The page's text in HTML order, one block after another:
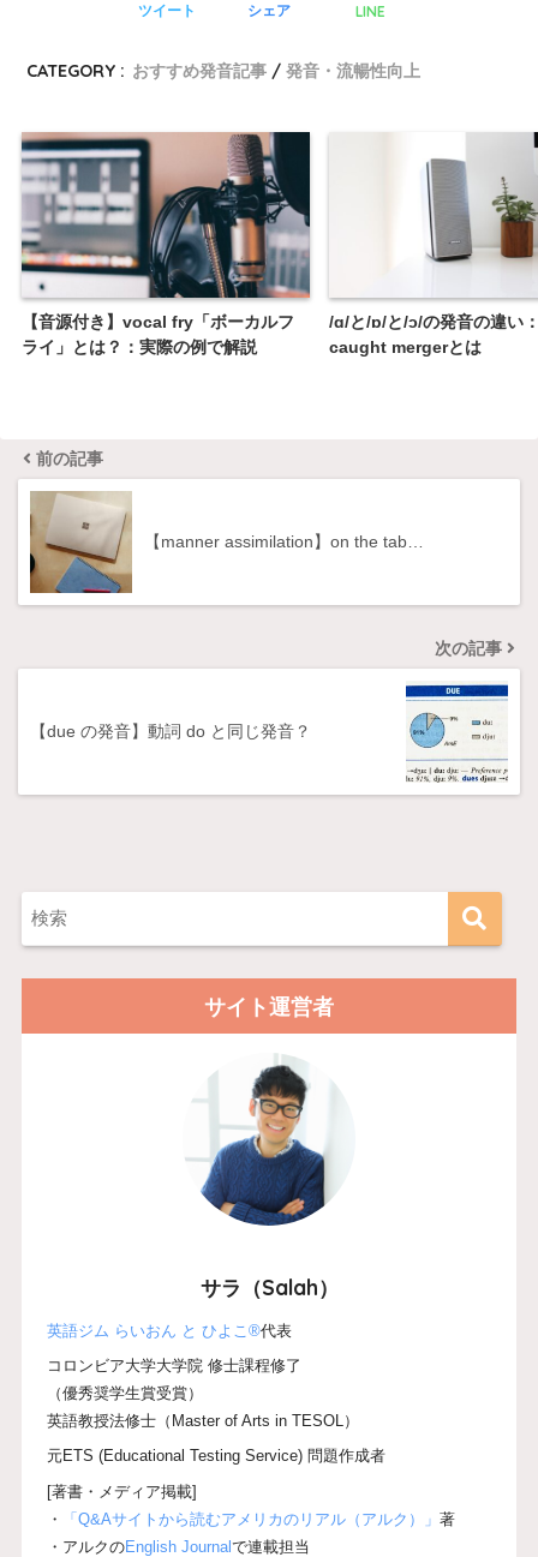
ツイート シェア LINE
CATEGORY : おすすめ発音記事 発音・流暢性向上
【音源付き】vocal fry「ボーカルフ
ライ」とは？：実際の例で解説
/ɑ/と/ɒ/と/ɔ/の発音の違い
caught mergerとは
前の記事
【manner assimilation】on the tab…
次の記事
【due の発音】動詞 do と同じ発音？
サイト運営者
サラ（Salah）
英語ジム らいおん と ひよこ®代表
コロンビア大学大学院 修士課程修了
（優秀奨学生賞受賞）
英語教授法修士（Master of Arts in TESOL）
元ETS (Educational Testing Service) 問題作成者
[著書・メディア掲載]
・
「Q&Aサイトから読むアメリカのリアル（アルク）」著
・アルクのEnglish Journalで連載担当